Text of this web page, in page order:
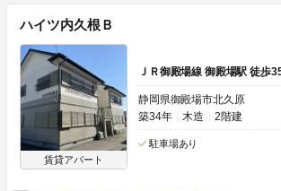
ハイツ内久根Ｂ
賃貸アパート
ＪＲ御殿場線 御殿場駅 徒歩
静岡県御殿場市北久原
築34年
木造 2階建
駐車場あり